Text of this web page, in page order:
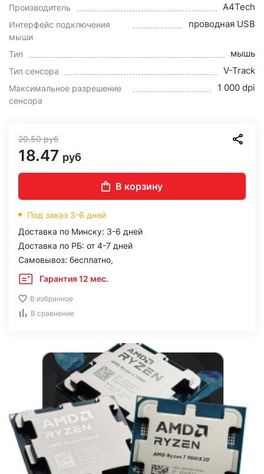
Производитель A4Tech
Интерфейс подключения
мыши
проводная USB
Тип мышь
Тип сенсора V-Track
Максимальное разрешение
сенсора
1 000 dpi
20.50руб
18.47 руб
В корзину
Под заказ 3-6 дней
Доставка по Минску: 3-6 дней
Доставка по РБ: от 4-7 дней
Самовывоз: бесплатно,
Гарантия 12 мес.
В избранное
В сравнение